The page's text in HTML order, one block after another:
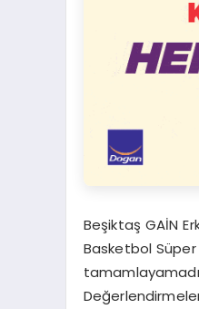
Beşiktaş GAİN
Basketbol Süper